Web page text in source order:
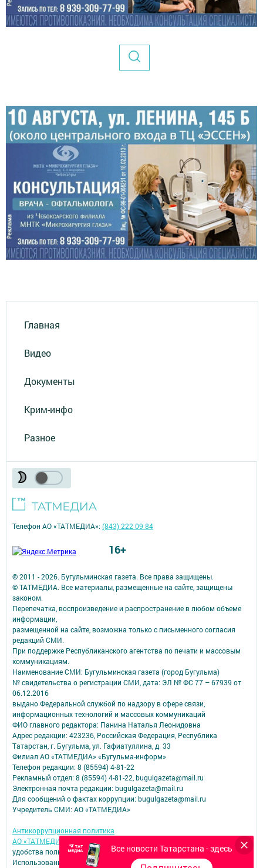
Главная
Видео
Документы
Крим-инфо
Разное
Все новости Татарстана - здесь
© 2011 - 2026. Бугульминская газета. Все права защищены.
© ТАТМЕДИА. Все материалы, размещенные на сайте, защищены
законом.
Перепечатка, воспроизведение и распространение в любом объеме
информации,
размещенной на сайте, возможна только с письменного согласия
редакций СМИ.
При поддержке Республиканского агентства по печати и массовым
коммуникациям.
Наименование СМИ: Бугульминская газета (город Бугульма)
№ свидетельства о регистрации СМИ, дата: ЭЛ № ФС 77 – 67939 от
06.12.2016
выдано Федеральной службой по надзору в сфере связи,
информационных технологий и массовых коммуникаций
ФИО главного редактора: Панина Наталья Леонидовна
Адрес редакции: 423236, Российская Федерация, Республика
Татарстан, г. Бугульма, ул. Гафиатуллина, д. 33
Филиал АО «ТАТМЕДИА» «Бугульма-информ»
Телефон редакции: 8 (85594) 4-81-22
Рекламный отдел: 8 (85594) 4-81-22, bugulgazeta@mail.ru
Электронная почта редакции: bugulgazeta@mail.ru
Для сообщений о фактах коррупции: bugulgazeta@mail.ru
Учредитель СМИ: АО «ТАТМЕДИА»
Антикоррупционная политика
АО «ТАТМЕДИА» использует «cookie»
для персонализации сервисов и
удобства пользователей сайтом.
Использование «cookie» можно отменить в настройках браузера.
Телефон АО «ТАТМЕДИА»:(843) 222 09 84
16+